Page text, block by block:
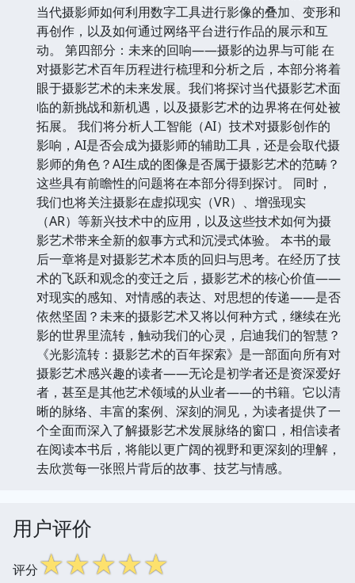
当代摄影师如何利用数字工具进行影像的叠加、变形和
再创作，以及如何通过网络平台进行作品的展示和互
动。 第四部分：未来的回响——摄影的边界与可能 在
对摄影艺术百年历程进行梳理和分析之后，本部分将着
眼于摄影艺术的未来发展。我们将探讨当代摄影艺术面
临的新挑战和新机遇，以及摄影艺术的边界将在何处被
拓展。 我们将分析人工智能（AI）技术对摄影创作的
影响，AI是否会成为摄影师的辅助工具，还是会取代摄
影师的角色？AI生成的图像是否属于摄影艺术的范畴？
这些具有前瞻性的问题将在本部分得到探讨。 同时，
我们也将关注摄影在虚拟现实（VR）、增强现实
（AR）等新兴技术中的应用，以及这些技术如何为摄
影艺术带来全新的叙事方式和沉浸式体验。 本书的最
后一章将是对摄影艺术本质的回归与思考。在经历了技
术的飞跃和观念的变迁之后，摄影艺术的核心价值——
对现实的感知、对情感的表达、对思想的传递——是否
依然坚固？未来的摄影艺术又将以何种方式，继续在光
影的世界里流转，触动我们的心灵，启迪我们的智慧？
《光影流转：摄影艺术的百年探索》是一部面向所有对
摄影艺术感兴趣的读者——无论是初学者还是资深爱好
者，甚至是其他艺术领域的从业者——的书籍。它以清
晰的脉络、丰富的案例、深刻的洞见，为读者提供了一
个全面而深入了解摄影艺术发展脉络的窗口，相信读者
在阅读本书后，将能以更广阔的视野和更深刻的理解，
去欣赏每一张照片背后的故事、技艺与情感。
用户评价
评分☆☆☆☆☆